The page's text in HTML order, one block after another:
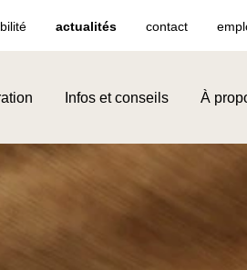
actualités contact
Infos et conseils À